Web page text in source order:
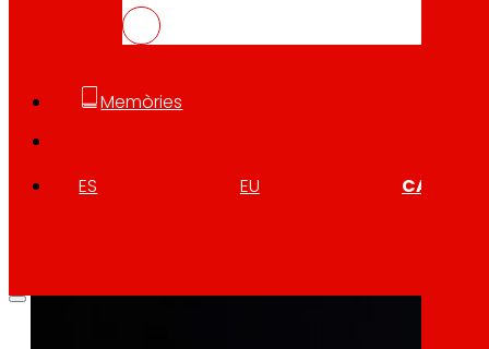
Memòries
ES EU CA
PROTEFUNGI
Descarregar